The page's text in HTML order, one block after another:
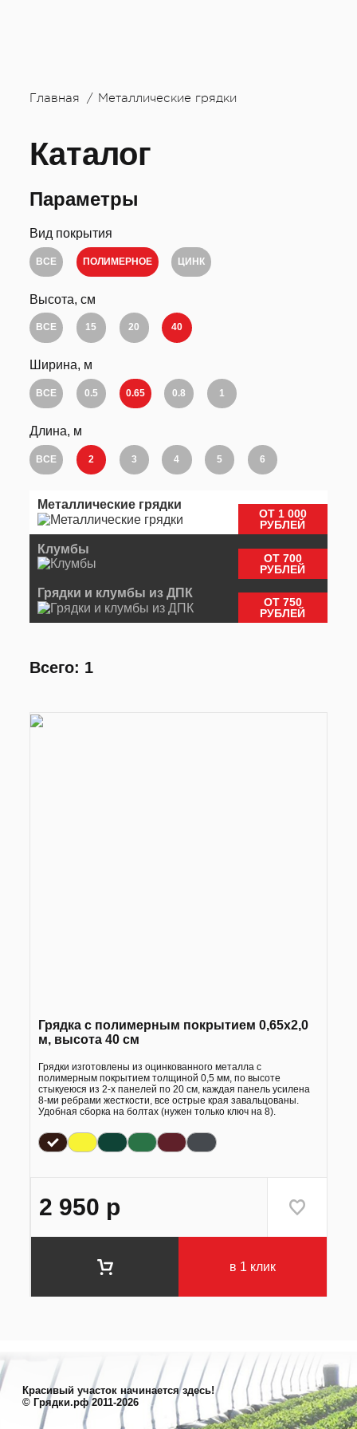
Главная Металлические грядки
Каталог
Параметры
Вид покрытия
ВСЕ ПОЛИМЕРНОЕ ЦИНК
Высота, см
ВСЕ 15 20 40
Ширина, м
ВСЕ 0.5 0.65 0.8 1
Длина, м
ВСЕ 2 3 4 5 6
Металлические грядки
ОТ 1 000
РУБЛЕЙ
Клумбы
ОТ 700
РУБЛЕЙ
Грядки и клумбы из ДПК
ОТ 750
РУБЛЕЙ
Всего: 1
Грядка с полимерным покрытием 0,65х2,0
м, высота 40 см
Грядки изготовлены из оцинкованного металла с
полимерным покрытием толщиной 0,5 мм, по высоте
стыкуеюся из 2-х панелей по 20 см, каждая панель усилена
8-ми ребрами жесткости, все острые края завальцованы.
Удобная сборка на болтах (нужен только ключ на 8).
2 950 р
в 1 клик
Красивый участок начинается здесь!
© Грядки.рф 2011-2026